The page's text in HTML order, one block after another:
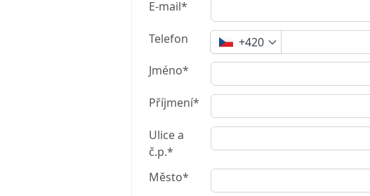
E-mail*
Telefon
+420
Jméno*
Příjmení*
Ulice a
č.p.*
Město*